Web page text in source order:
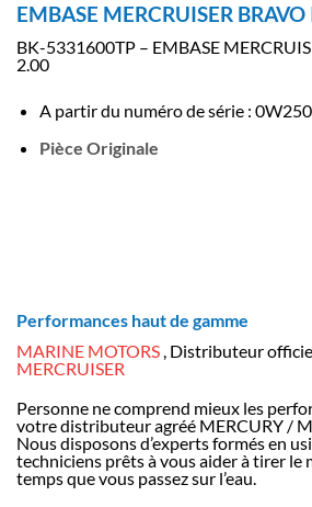
EMBASE MERCRUISER
BK-5331600TP – EMBASE
2.00
A partir du numéro de série :
Pièce Originale
Performances haut de gamme
MARINE MOTORS , Distributeur
MERCRUISER
Personne ne comprend mieux les
votre distributeur agréé MERCURY /
Nous disposons d’experts formés en
techniciens prêts à vous aider à tirer le
temps que vous passez sur l’eau.